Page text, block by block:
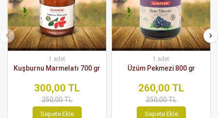
1 adet
Kuşburnu Marmelatı 700 gr
300,00 TL
250,00 TL
Sepete Ekle
1 adet
Üzüm Pekmezi 800 gr
260,00 TL
250,00 TL
Sepete Ekle